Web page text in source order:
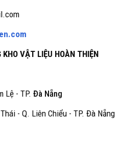
KHO VẬT LIỆU HOÀN THIỆN
Lệ - TP. Đà Nẵng
- Q. Liên Chiểu - TP. Đà Nẵng